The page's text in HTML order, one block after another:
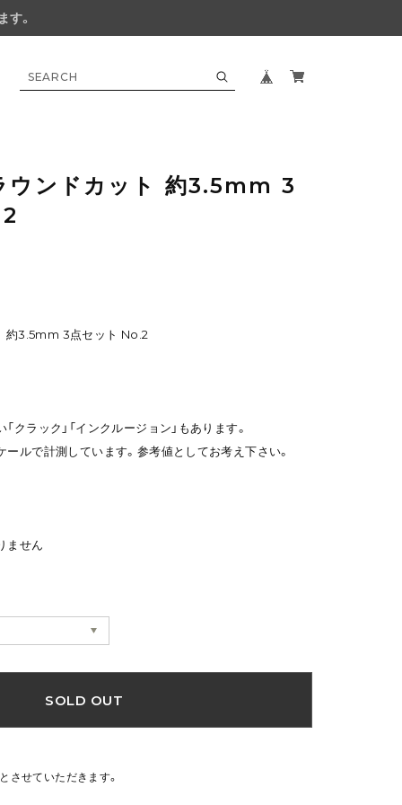
。
ウンドカット 約3.5mm 3
約3.5mm 3点セット No.2
クラック」「インクルージョン」もあります。
ルで計測しています。参考値としてお考え下さい。
ません
SOLD OUT
させていただきます。